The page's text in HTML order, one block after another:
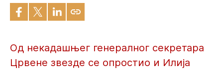
Од некадашњег генералног секретара
Црвене звезде се опростио и Илија